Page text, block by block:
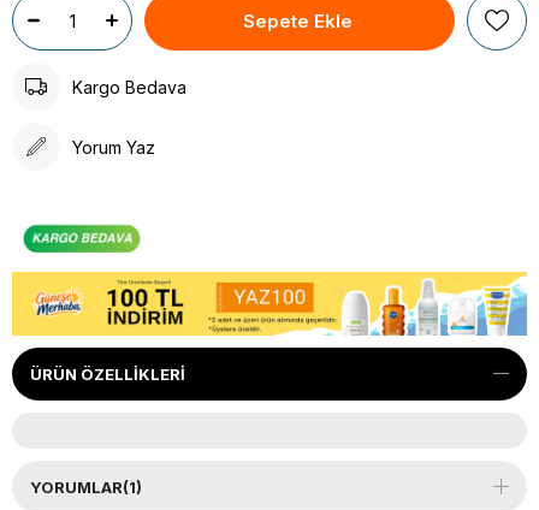
Kargo Bedava
Yorum Yaz
ÜRÜN ÖZELLIKLERI
YORUMLAR(1)